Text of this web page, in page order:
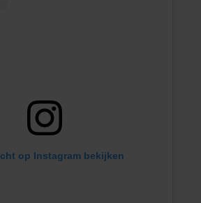
op Instagram bekijken